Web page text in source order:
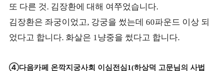
또 다른 것. 김장환에 대해 여쭈었습니다.
김장환은 좌궁이었고, 강궁을 썼는데 60파운드 이상 되
었다고 합니다. 화살은 1냥중을 썼다고 합니다.
④다음카페 온깍지궁사회 이심전심1(하상덕 고문님의 사법